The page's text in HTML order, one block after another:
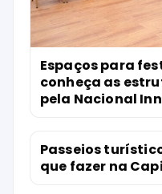
Espaços para
conheça as
pela Nacional
Passeios
que fazer na